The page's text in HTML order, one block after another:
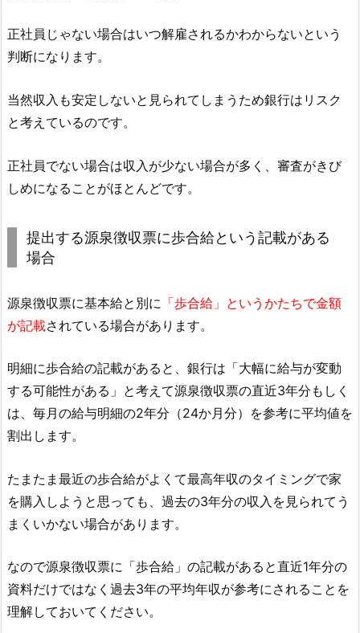
正社員じゃない場合はいつ解雇されるかわからないという
判断になります。
当然収入も安定しないと見られてしまうため銀行はリスク
と考えているのです。
正社員でない場合は収入が少ない場合が多く、審査がきび
しめになることがほとんどです。
提出する源泉徴収票に歩合給という記載がある
場合
源泉徴収票に基本給と別に 「歩合給」というかたちで金額
が記載されている場合があります。
明細に歩合給の記載があると、銀行は「大幅に給与が変動
する可能性がある」と考えて源泉徴収票の直近3年分もしく
は、毎月の給与明細の2年分（24か月分）を参考に平均値を
割出します。
たまたま最近の歩合給がよくて最高年収のタイミングで家
を購入しようと思っても、過去の3年分の収入を見られてう
まくいかない場合があります。
なので源泉徴収票に「歩合給」の記載があると直近1年分の
資料だけではなく過去3年の平均年収が参考にされることを
理解しておいてください。